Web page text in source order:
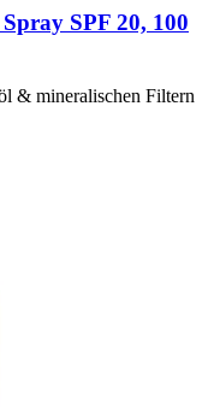
SPF 20, 100
& mineralischen Filtern